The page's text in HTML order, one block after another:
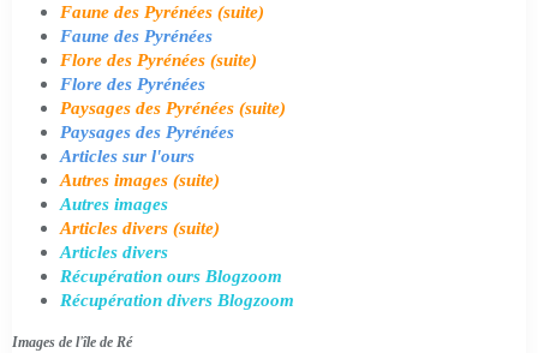
Faune des Pyrénées (suite)
Faune des Pyrénées
Flore des Pyrénées (suite)
Flore des Pyrénées
Paysages des Pyrénées (suite)
Paysages des Pyrénées
Articles sur l'ours
Autres images (suite)
Autres images
Articles divers (suite)
Articles divers
Récupération ours Blogzoom
Récupération divers Blogzoom
Images de l'île de Ré